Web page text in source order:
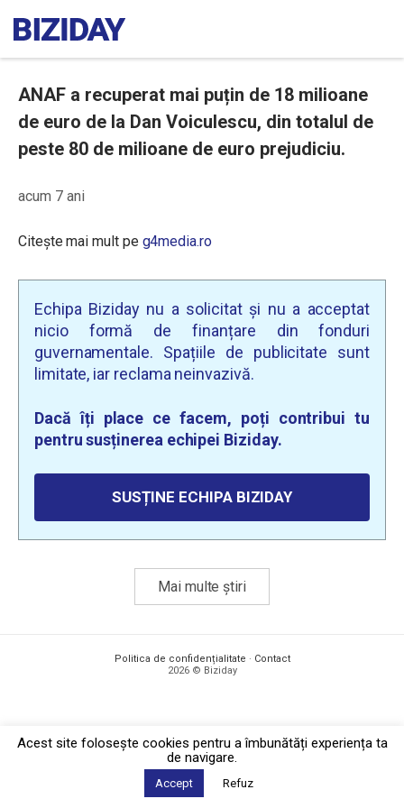
ANAF a recuperat mai puțin de 18 milioane
de euro de la Dan Voiculescu, din totalul de
peste 80 de milioane de euro prejudiciu.
acum 7 ani
Citește mai mult pe g4media.ro
Echipa Biziday nu a solicitat și nu a acceptat
nicio formă de finanțare din fonduri
guvernamentale. Spațiile de publicitate sunt
limitate, iar reclama neinvazivă.
Dacă îți place ce facem, poți contribui tu
pentru susținerea echipei Biziday.
SUSȚINE ECHIPA BIZIDAY
Mai multe știri
Politica de confidențialitate · Contact
2026 © Biziday
Acest site foloseşte cookies pentru a îmbunătăți experiența ta
de navigare.
Accept Refuz